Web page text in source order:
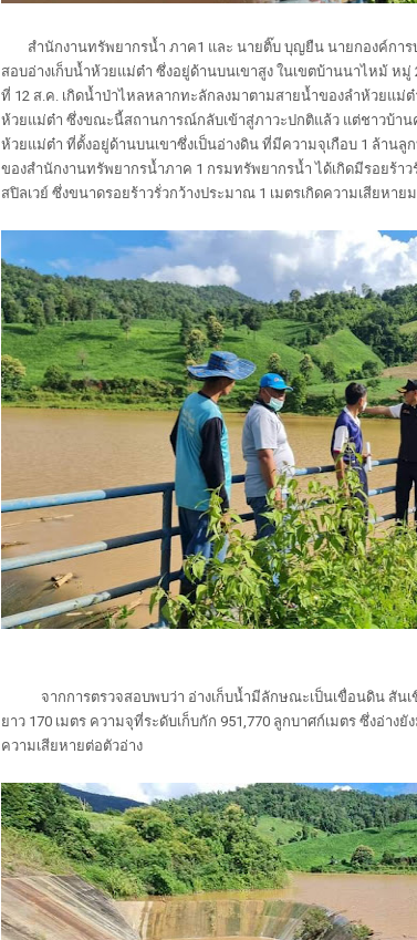
สำนักงานทรัพยากรน้ำ ภาค1 และ นายติ๊บ บุญยืน นายกองค์การ
สอบอ่างเก็บน้ำห้วยแม่ต๋า ซึ่งอยู่ด้านบนเขาสูง ในเขตบ้านนาไหม้ หมู่
ที่ 12 ส.ค. เกิดน้ำป่าไหลหลากทะลักลงมาตามสายน้ำของลำห้วยแม่
ห้วยแม่ต๋า ซึ่งขณะนี้สถานการณ์กลับเข้าสู่ภาวะปกติแล้ว แต่ชาวบ้านค
ห้วยแม่ต๋า ที่ตั้งอยู่ด้านบนเขาซึ่งเป็นอ่างดิน ที่มีความจุเกือบ 1 ล้านลู
ของสำนักงานทรัพยากรน้ำภาค 1 กรมทรัพยากรน้ำ ได้เกิดมีรอยร้า
สปิลเวย์ ซึ่งขนาดรอยร้าวรั่วกว้างประมาณ 1 เมตรเกิดความเสียหาย
จากการตรวจสอบพบว่า อ่างเก็บน้ำมีลักษณะเป็นเขื่อนดิน สันเขื่อ
ยาว 170 เมตร ความจุที่ระดับเก็บกัก 951,770 ลูกบาศก์เมตร ซึ่งอ่าง
ความเสียหายต่อตัวอ่าง